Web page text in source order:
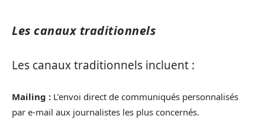
Les canaux traditionnels
Les canaux traditionnels incluent :
Mailing : L’envoi direct de communiqués personnalisés
par e-mail aux journalistes les plus concernés.